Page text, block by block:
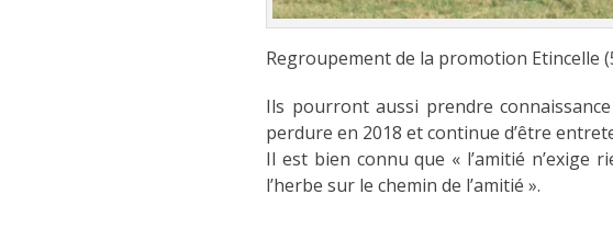
Regroupement de la promotion Etincelle
Ils pourront aussi prendre
perdure en 2018 et continue d’être
Il est bien connu que « l’amitié n’exige
l’herbe sur le chemin de l’amitié ».